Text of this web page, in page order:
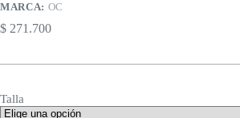
MARCA: OC
$ 271.700
Talla